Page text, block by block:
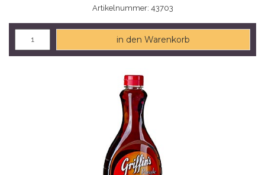
Artikelnummer: 43703
in den Warenkorb